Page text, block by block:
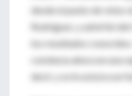
desde el punto de vista
Rodríguez, y advirtió
los resultados
comienza ahora en una
decir, y se le avizora un